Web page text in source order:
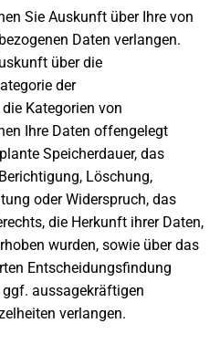
Sie Auskunft über Ihre von
Daten verlangen.
über die
der
Kategorien von
Ihre Daten offengelegt
Speicherdauer, das
Löschung,
oder Widerspruch, das
die Herkunft ihrer Daten,
wurden, sowie über das
Entscheidungsfindung
aussagekräftigen
verlangen.